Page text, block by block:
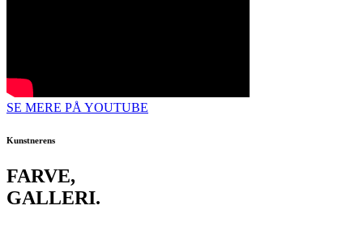
SE MERE PÅ YOUTUBE
Kunstnerens
FARVE,
GALLERI.